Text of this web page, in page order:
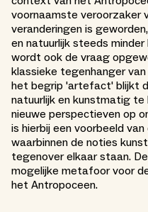
voornaamste veroorzaker
veranderingen is
en natuurlijk steeds
wordt ook de vraag
klassieke tegenhanger
het begrip 'artefact' blijkt
natuurlijk en kunstmatig
nieuwe perspectieven op
is hierbij een voorbeeld
waarbinnen de noties
tegenover elkaar staan.
mogelijke metafoor voor
het Antropoceen.